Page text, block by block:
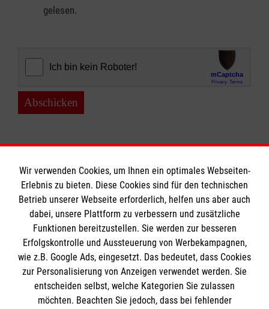
gelesen.
Abschicken
Informationen
Impressum
Datenschutz
Kontakt
Barrierefreiheit
Die Malteser
Wir verwenden Cookies, um Ihnen ein optimales Webseiten-
Erlebnis zu bieten. Diese Cookies sind für den technischen
Betrieb unserer Webseite erforderlich, helfen uns aber auch
dabei, unsere Plattform zu verbessern und zusätzliche
Funktionen bereitzustellen. Sie werden zur besseren
Erfolgskontrolle und Aussteuerung von Werbekampagnen,
wie z.B. Google Ads, eingesetzt. Das bedeutet, dass Cookies
zur Personalisierung von Anzeigen verwendet werden. Sie
entscheiden selbst, welche Kategorien Sie zulassen
möchten. Beachten Sie jedoch, dass bei fehlender